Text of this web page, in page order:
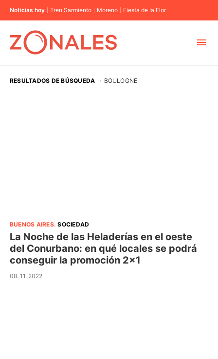
Noticias hoy Tren Sarmiento Moreno Fiesta de la Flor
RESULTADOS DE BÚSQUEDA · BOULOGNE
BUENOS AIRES.SOCIEDAD
La Noche de las Heladerías en el oeste
del Conurbano: en qué locales se podrá
conseguir la promoción 2×1
08. 11. 2022